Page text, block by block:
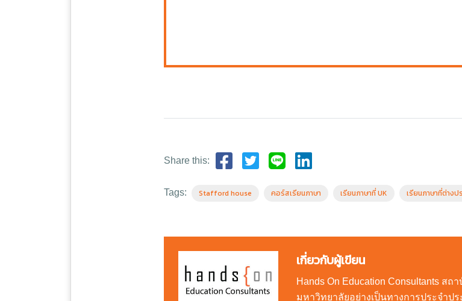
Share this:
Tags: Stafford house คอร์สเรียนภาษา เรียนภาษาที่ UK เรียนภาษาที่ต่างป
เกี่ยวกับผู้เขียน
Hands On Education Consultants ส
มหาวิทยาลัยอย่างเป็นทางการประจำปร